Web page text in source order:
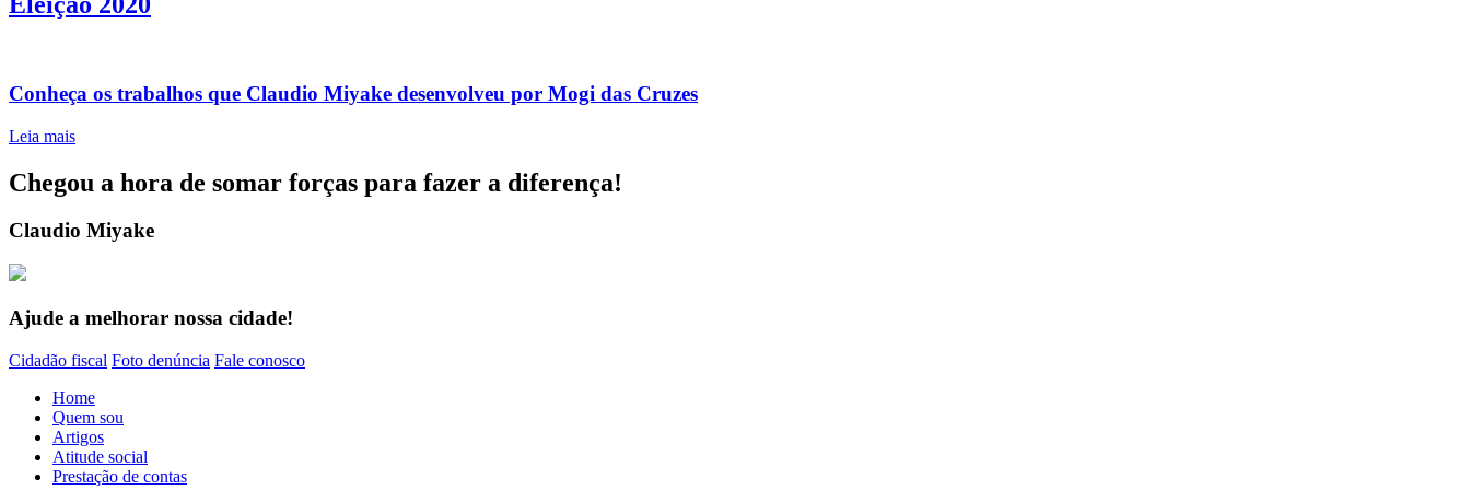
Conheça os trabalhos que Claudio Miyake desenvolveu por Mogi das Cruzes
Leia mais
Chegou a hora de somar forças para fazer a diferença!
Claudio Miyake
Ajude a melhorar nossa cidade!
Cidadão fiscal Foto denúncia Fale conosco
Home
Quem sou
Artigos
Atitude social
Prestação de contas